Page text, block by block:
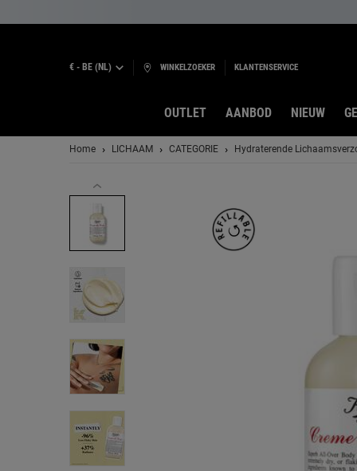
€ - BE (NL) WINKELZOEKER KLANTENSERVICE
OUTLET AANBOD NIEUW
Home LICHAAM CATEGORIE Hydraterende